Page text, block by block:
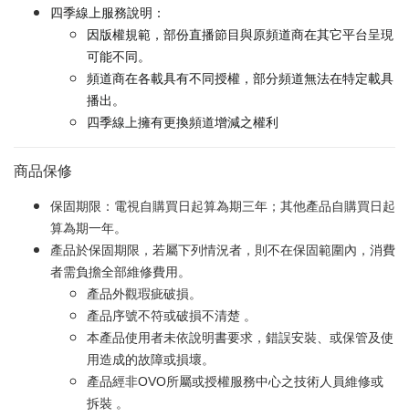
四季線上服務說明：
因版權規範，部份直播節目與原頻道商在其它平台呈現
可能不同。
頻道商在各載具有不同授權，部分頻道無法在特定載具
播出。
四季線上擁有更換頻道增減之權利
商品保修
保固期限：電視自購買日起算為期三年；其他產品自購買日起
算為期一年。
產品於保固期限，若屬下列情況者，則不在保固範圍內，消費
者需負擔全部維修費用。
產品外觀瑕疵破損。
產品序號不符或破損不清楚 。
本產品使用者未依說明書要求，錯誤安裝、或保管及使
用造成的故障或損壞。
產品經非OVO所屬或授權服務中心之技術人員維修或
拆裝 。